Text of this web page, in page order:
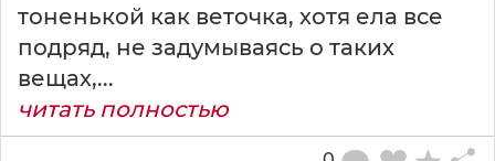
тоненькой как веточка, хотя ела все
подряд, не задумываясь о таких
вещах,...
читать полностью